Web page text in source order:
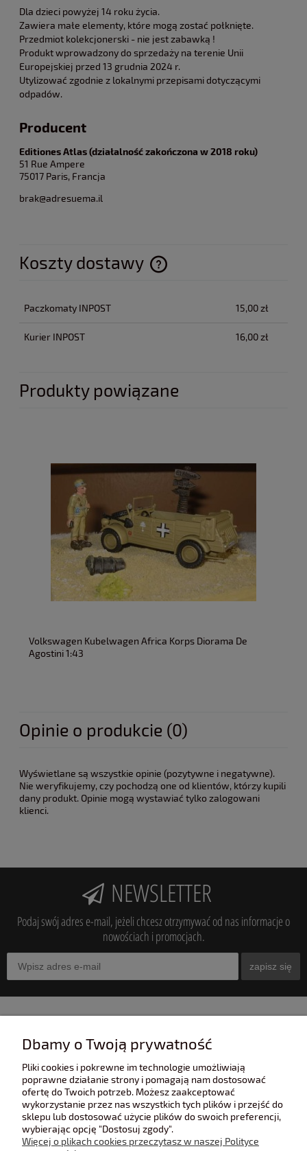
Dla dzieci powyżej 14 roku życia.
Zawiera małe elementy, które mogą zostać połknięte.
Przedmiot kolekcjonerski - nie jest zabawką !
Produkt wprowadzony do sprzedaży na terenie Unii
Europejskiej przed 13 grudnia 2024 r.
Utylizować zgodnie z lokalnymi przepisami dotyczącymi
odpadów.
Producent
Editiones Atlas (działalność zakończona w 2018 roku)
51 Rue Ampere
75017 Paris, Francja
brak@adresuema.il
Koszty dostawy
Cena nie zawiera ewentualnych kosztów płatności
Paczkomaty INPOST 15,00 zł
Kurier INPOST 16,00 zł
Produkty powiązane
Volkswagen Kubelwagen Africa Korps Diorama De
Agostini 1:43
Opinie o produkcie (0)
Wyświetlane są wszystkie opinie (pozytywne i negatywne).
Nie weryfikujemy, czy pochodzą one od klientów, którzy kupili
dany produkt. Opinie mogą wystawiać tylko zalogowani
klienci.
NEWSLETTER
Podaj swój adres e-mail, jeżeli chcesz otrzymywać od nas informacje o
nowościach i promocjach.
zapisz się
POMOC
POLECANE STRONY
Dbamy o Twoją prywatność
Pliki cookies i pokrewne im technologie umożliwiają
poprawne działanie strony i pomagają nam dostosować
ofertę do Twoich potrzeb. Możesz zaakceptować
wykorzystanie przez nas wszystkich tych plików i przejść do
sklepu lub dostosować użycie plików do swoich preferencji,
wybierając opcję "Dostosuj zgody".
Więcej o plikach cookies przeczytasz w naszej Polityce